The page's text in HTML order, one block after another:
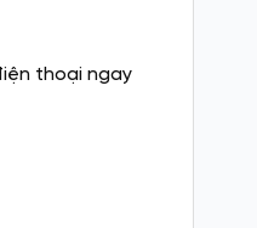
thoại ngay